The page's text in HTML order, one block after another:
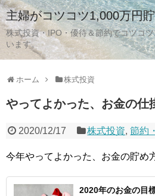
主婦がコツコツ1,000万円
株式投資・IPO・優待＆節約でコツコ
います。
ホーム 株式投資
やってよかった、お金の仕
2020/12/17 株式投資,節約
今年やってよかった、お金の貯め
2020年のお金の目